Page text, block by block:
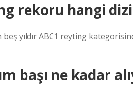
rekoru hangi
yıldır ABC1 reyting
başı ne kadar